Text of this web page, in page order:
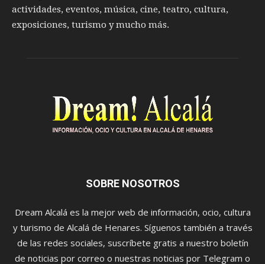
actividades, eventos, música, cine, teatro, cultura,
exposiciones, turismo y mucho más.
SOBRE NOSOTROS
Dream Alcalá es la mejor web de información, ocio, cultura
y turismo de Alcalá de Henares. Síguenos también a través
de las redes sociales, suscríbete gratis a nuestro boletín
de noticias por correo o nuestras noticias por Telegram o